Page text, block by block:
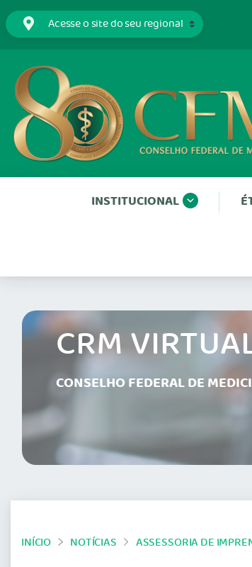
INSTITUCIONAL
CRM
CONSELHO FEDERAL DE
INÍCIO NOTÍCIAS ASSESSORIA DE